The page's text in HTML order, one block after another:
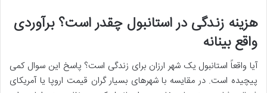
هزینه زندگی در استانبول چقدر است؟ برآوردی
واقع بینانه
آیا واقعاً استانبول یک شهر ارزان برای زندگی است؟ پاسخ این سوال کمی
پیچیده است. در مقایسه با شهرهای بسیار گران قیمت اروپا یا آمریکای